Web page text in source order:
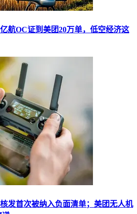
航OC证到美团20万单，低空经济这
发首次被纳入负面清单；美团无人机